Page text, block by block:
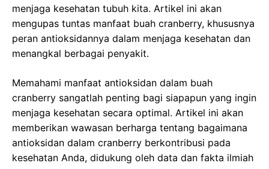
menjaga kesehatan tubuh kita. Artikel ini akan
mengupas tuntas manfaat buah cranberry, khususnya
peran antioksidannya dalam menjaga kesehatan dan
menangkal berbagai penyakit.
Memahami manfaat antioksidan dalam buah
cranberry sangatlah penting bagi siapapun yang ingin
menjaga kesehatan secara optimal. Artikel ini akan
memberikan wawasan berharga tentang bagaimana
antioksidan dalam cranberry berkontribusi pada
kesehatan Anda, didukung oleh data dan fakta ilmiah